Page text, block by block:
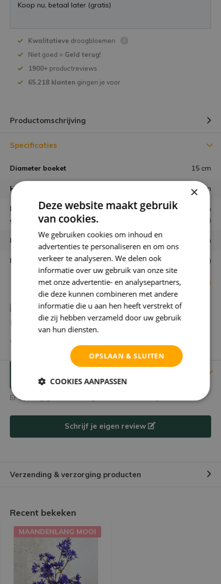
Koop nu, betaal later (gratis)
Kwalitatieve droogbloemen
Niet goed = Geld terug!
1900+ productreviews
65.218 klanten gingen je voor
Productomschrijving
Specificaties
Diameter boeket 15 cm
Hoogte boeket 25 cm
Hoe wordt het boeket
geleverd?
zorgvuldig geschikt &
gebonden (zoals op de foto)
Houdbaarheid minimaal 6 maanden
Kaartje mogelijk? Ja, gratis (opmerkingveld)
Bekijk alle specificaties
Heb je een vraag over dit product?
We helpen je graag met het vinden van het juiste product.
Er zijn nog geen reviews geschreven over dit product.
Schrijf je eigen review
Verzending & verzorging producten
Recent bekeken
MAANDENLANG MOOI
×
Deze website maakt gebruik
van cookies.
We gebruiken cookies om inhoud en
advertenties te personaliseren en om ons
verkeer te analyseren. We delen ook
informatie over uw gebruik van onze site
met onze advertentie- en analysepartners,
die deze kunnen combineren met andere
informatie die u aan hen heeft verstrekt of
die zij hebben verzameld door uw gebruik
van hun diensten.
OPSLAAN & SLUITEN
COOKIES AANPASSEN